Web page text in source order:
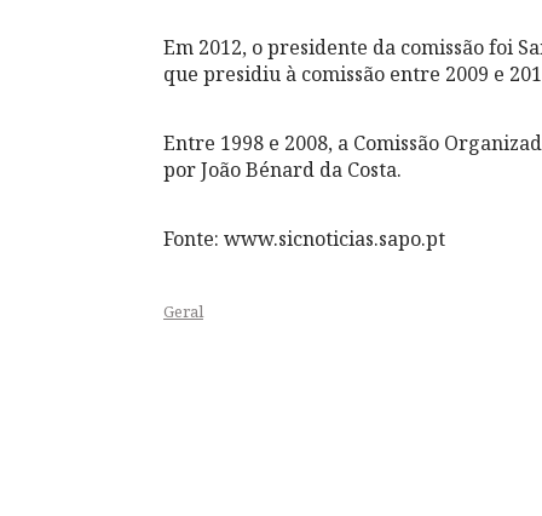
Em 2012, o presidente da comissão foi
que presidiu à comissão entre 2009 e
Entre 1998 e 2008, a Comissão
por João Bénard da Costa.
Fonte: www.sicnoticias.sapo.pt
Geral